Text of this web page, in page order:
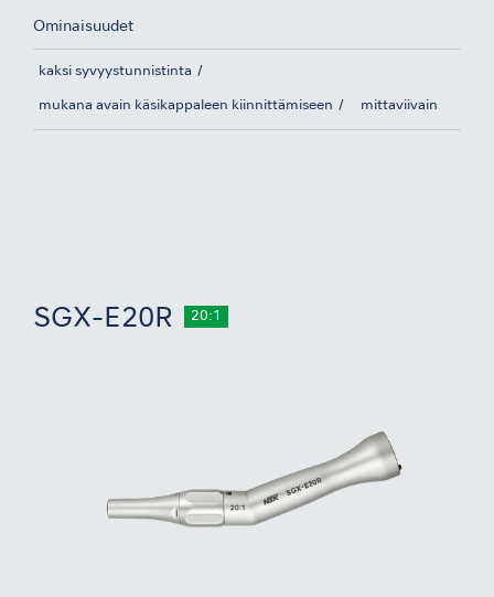
Ominaisuudet
kaksi syvyystunnistinta
mukana avain käsikappaleen kiinnittämiseen mittaviivain
SGX-E20R 20:1